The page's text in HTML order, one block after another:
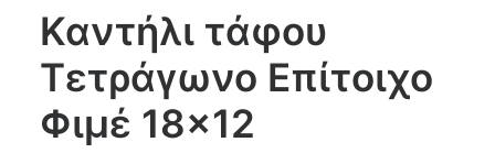
Products
search
Καντήλι τάφου
Τετράγωνο Επίτοιχο
Φιμέ 18×12